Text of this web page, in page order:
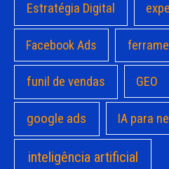
Estratégia Digital
Facebook Ads
funil de vendas GEO
google ads IA para
inteligência artificial